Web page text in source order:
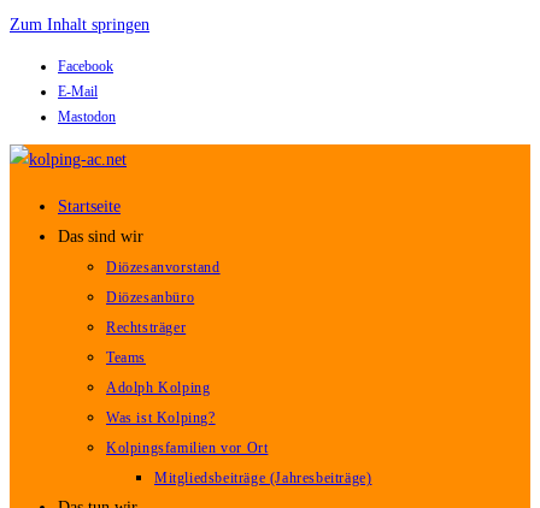
Zum Inhalt springen
Facebook
E-Mail
Mastodon
Startseite
Das sind wir
Diözesanvorstand
Diözesanbüro
Rechtsträger
Teams
Adolph Kolping
Was ist Kolping?
Kolpingsfamilien vor Ort
Mitgliedsbeiträge (Jahresbeiträge)